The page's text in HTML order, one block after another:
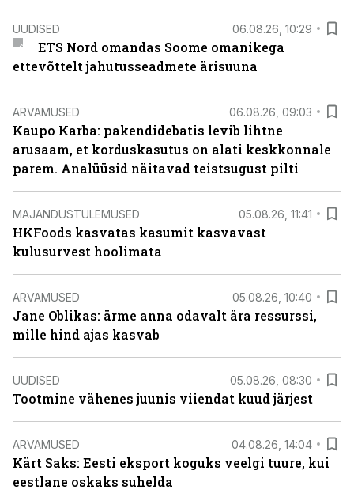
UUDISED 06.08.26, 10:29
ETS Nord omandas Soome omanikega
ettevõttelt jahutusseadmete ärisuuna
ARVAMUSED 06.08.26, 09:03
Kaupo Karba: pakendidebatis levib lihtne
arusaam, et korduskasutus on alati keskkonnale
parem. Analüüsid näitavad teistsugust pilti
MAJANDUSTULEMUSED 05.08.26, 11:41
HKFoods kasvatas kasumit kasvavast
kulusurvest hoolimata
ARVAMUSED 05.08.26, 10:40
Jane Oblikas: ärme anna odavalt ära ressurssi,
mille hind ajas kasvab
UUDISED 05.08.26, 08:30
Tootmine vähenes juunis viiendat kuud järjest
ARVAMUSED 04.08.26, 14:04
Kärt Saks: Eesti eksport koguks veelgi tuure, kui
eestlane oskaks suhelda